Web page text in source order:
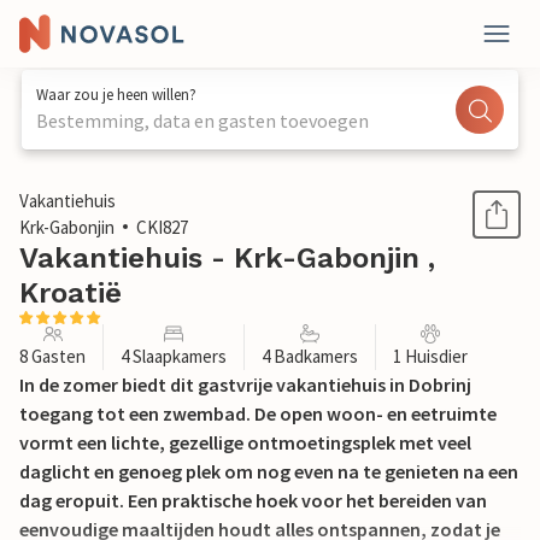
Waar zou je heen willen?
Bestemming, data en gasten toevoegen
1 / 24
Vakantiehuis
Krk-Gabonjin
CKI827
Vakantiehuis - Krk-Gabonjin ,
Kroatië
8 Gasten 4 Slaapkamers 4 Badkamers 1 Huisdier
In de zomer biedt dit gastvrije vakantiehuis in Dobrinj
toegang tot een zwembad. De open woon- en eetruimte
vormt een lichte, gezellige ontmoetingsplek met veel
daglicht en genoeg plek om nog even na te genieten na een
dag eropuit. Een praktische hoek voor het bereiden van
eenvoudige maaltijden houdt alles ontspannen, zodat je